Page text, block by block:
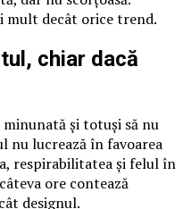
mult decât orice trend.
chiar dacă
și totuși să nu
nu lucrează în favoarea
respirabilitatea și felul în
ore contează
designul.